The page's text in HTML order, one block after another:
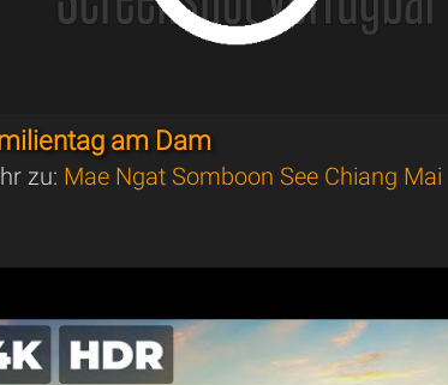
am Dam
zu: Mae Ngat Somboon See Chiang Mai